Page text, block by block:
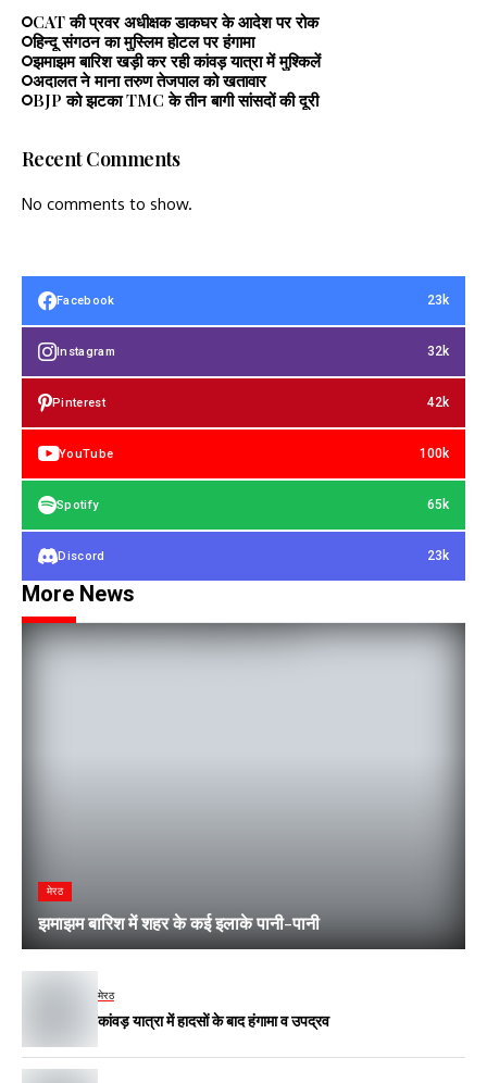
CAT की प्रवर अधीक्षक डाकघर के आदेश पर रोक
हिन्दू संगठन का मुस्लिम होटल पर हंगामा
झमाझम बारिश खड़ी कर रही कांवड़ यात्रा में मुश्किलें
अदालत ने माना तरुण तेजपाल को खतावार
BJP को झटका TMC के तीन बागी सांसदों की दूरी
Recent Comments
No comments to show.
Facebook 23k
Instagram 32k
Pinterest 42k
YouTube 100k
Spotify 65k
Discord 23k
More News
मेरठ
झमाझम बारिश में शहर के कई इलाके पानी-पानी
मेरठ
कांवड़ यात्रा में हादसों के बाद हंगामा व उपद्रव